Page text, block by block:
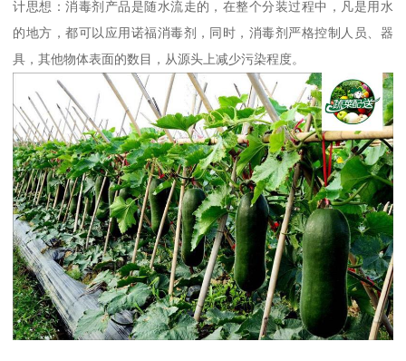
计思想：消毒剂产品是随水流走的，在整个分装过程中，凡是用水
的地方，都可以应用诺福消毒剂，同时，消毒剂严格控制人员、器
具，其他物体表面的数目，从源头上减少污染程度。